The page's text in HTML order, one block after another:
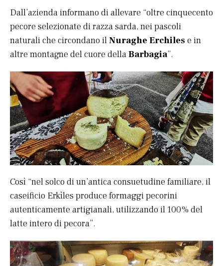
Dall’azienda informano di allevare “oltre cinquecento
pecore selezionate di razza sarda, nei pascoli
naturali che circondano ilNuraghe Erchiles e in
altre montagne del cuore dellaBarbagia”.
Così “nel solco di un’antica consuetudine familiare, il
caseificio Erkìles produce formaggi pecorini
autenticamente artigianali, utilizzando il 100% del
latte intero di pecora”.